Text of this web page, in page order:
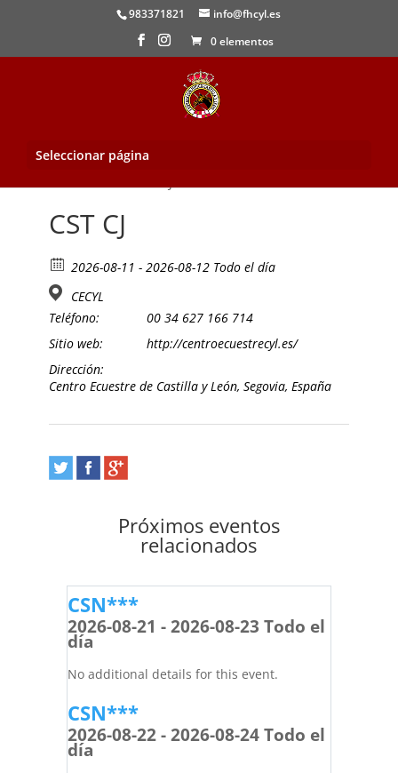
983371821
info@fhcyl.es
0 elementos
Seleccionar página
CST CJ
2026-08-11 - 2026-08-12 Todo el día
CECYL
Teléfono:
00 34 627 166 714
Sitio web:
http://centroecuestrecyl.es/
Dirección:
Centro Ecuestre de Castilla y León, Segovia, España
Próximos eventos
relacionados
CSN***
2026-08-21 - 2026-08-23 Todo el
día
No additional details for this event.
CSN***
2026-08-22 - 2026-08-24 Todo el
día